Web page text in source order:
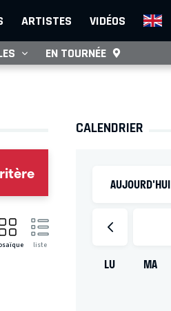
ARTISTES VIDÉOS
EN TOURNÉE
liste
CALENDRIER
AUJOURD'HUI
LU MA